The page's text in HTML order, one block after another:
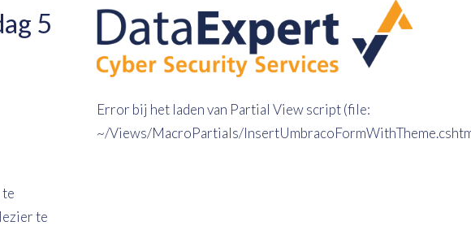
5
te
Error bij het laden van Partial View script (file:
~/Views/MacroPartials/